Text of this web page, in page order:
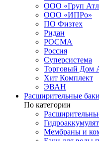
ООО «Груп
ООО «ИПРо»
ПО Физтех
Ридан
РОСМА
Россия
Суперсистема
Торговый Дом
Хит Комплект
ЭВАН
Расширительные
По категории
Мембраны и